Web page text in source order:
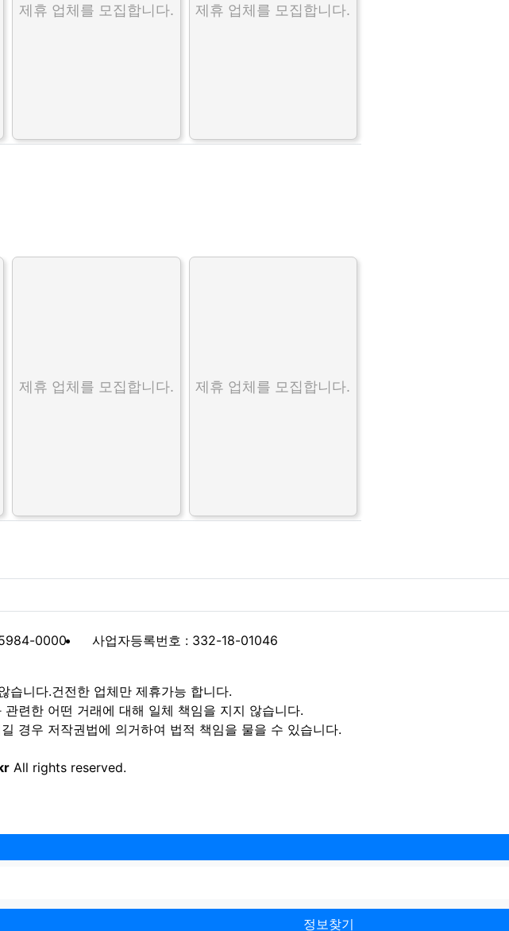
제휴 업체를 모집합니다. 제휴 업체를 모집합니다.
제휴 업체를 모집합니다. 제휴 업체를 모집합니다.
0000 사업자등록번호 : 332-18-01046
습니다.건전한 업체만 제휴가능 합니다.
련한 어떤 거래에 대해 일체 책임을 지지 않습니다.
경우 저작권법에 의거하여 법적 책임을 물을 수 있습니다.
All rights reserved.
정보찾기